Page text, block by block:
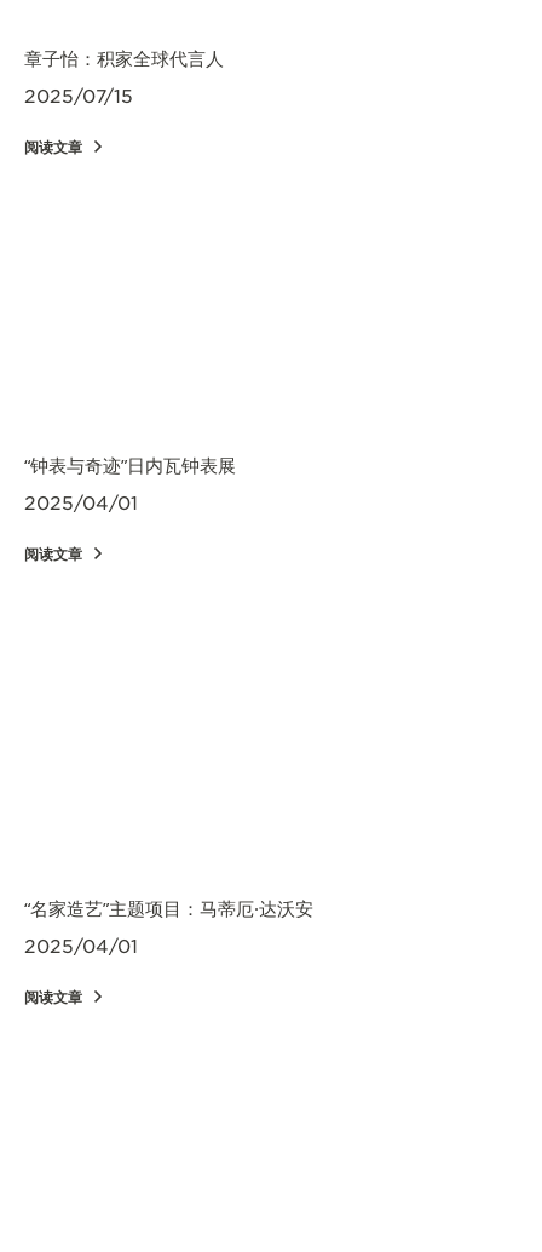
章子怡：积家全球代言人
2025/07/15
阅读文章
“钟表与奇迹”日内瓦钟表展
2025/04/01
阅读文章
“名家造艺”主题项目：马蒂厄·达沃安
2025/04/01
阅读文章